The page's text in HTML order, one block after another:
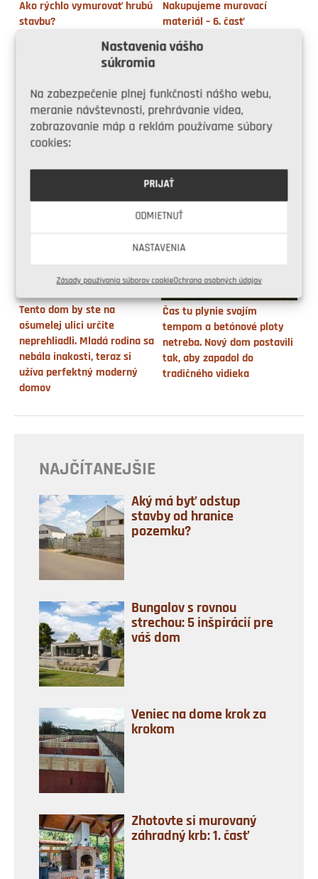
Nastavenia vášho
súkromia
Na zabezpečenie plnej funkčnosti nášho webu,
meranie návštevnosti, prehrávanie videa,
zobrazovanie máp a reklám používame súbory
cookies:
PRIJAŤ
ODMIETNUŤ
NASTAVENIA
Zásady používania súborov cookieOchrana osobných údajov
Ako rýchlo vymurovať hrubú
stavbu?
Nakupujeme murovací
materiál – 6. časť
chalúp a chát, ktoré sa vám
Tento dom by ste na
ošumelej ulici určite
neprehliadli. Mladá rodina sa
nebála inakosti, teraz si
užíva perfektný moderný
domov
Môj dom
Čas tu plynie svojím
tempom a betónové ploty
netreba. Nový dom postavili
tak, aby zapadol do
tradičného vidieka
NAJČÍTANEJŠIE
Aký má byť odstup
stavby od hranice
pozemku?
Bungalov s rovnou
strechou: 5 inšpirácií pre
váš dom
Veniec na dome krok za
krokom
Zhotovte si murovaný
záhradný krb: 1. časť